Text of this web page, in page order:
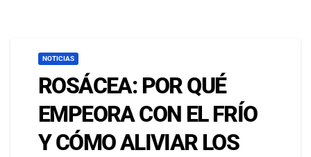
NOTICIAS
ROSÁCEA: POR QUÉ
EMPEORA CON EL FRÍO
Y CÓMO ALIVIAR LOS